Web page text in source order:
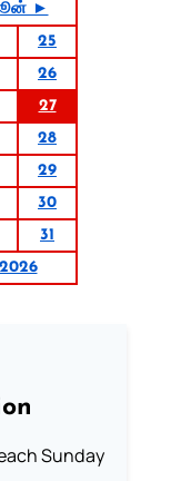
►
25
26
27
28
29
30
31
2026
Sunday